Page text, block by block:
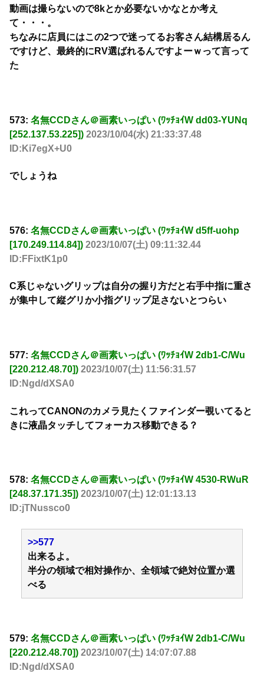
動画は撮らないので8kとか必要ないかなとか考え
て・・・。
ちなみに店員にはこの2つで迷ってるお客さん結構居るん
ですけど、最終的にRV選ばれるんですよーｗって言って
た
573: 名無CCDさん＠画素いっぱい (ﾜｯﾁｮｲW dd03-YUNq
[252.137.53.225]) 2023/10/04(水) 21:33:37.48
ID:Ki7egX+U0
でしょうね
576: 名無CCDさん＠画素いっぱい (ﾜｯﾁｮｲW d5ff-uohp
[170.249.114.84]) 2023/10/07(土) 09:11:32.44
ID:FFixtK1p0
C系じゃないグリップは自分の握り方だと右手中指に重さ
が集中して縦グリか小指グリップ足さないとつらい
577: 名無CCDさん＠画素いっぱい (ﾜｯﾁｮｲW 2db1-C/Wu
[220.212.48.70]) 2023/10/07(土) 11:56:31.57
ID:Ngd/dXSA0
これってCANONのカメラ見たくファインダー覗いてると
きに液晶タッチしてフォーカス移動できる？
578: 名無CCDさん＠画素いっぱい (ﾜｯﾁｮｲW 4530-RWuR
[248.37.171.35]) 2023/10/07(土) 12:01:13.13
ID:jTNussco0
>>577
出来るよ。
半分の領域で相対操作か、全領域で絶対位置か選
べる
579: 名無CCDさん＠画素いっぱい (ﾜｯﾁｮｲW 2db1-C/Wu
[220.212.48.70]) 2023/10/07(土) 14:07:07.88
ID:Ngd/dXSA0